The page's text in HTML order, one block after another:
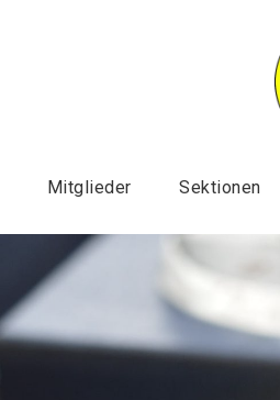
Mitglieder Sektionen